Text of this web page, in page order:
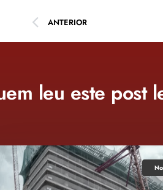
ANTERIOR
leu este post